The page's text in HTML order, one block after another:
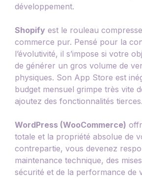
développement.
Shopify est le rouleau
commerce pur. Pensé pour la
l’évolutivité, il s’impose si votre
de générer un gros volume de
physiques. Son App Store est
budget mensuel grimpe très vite
ajoutez des fonctionnalités tierces.
WordPress (WooCommerce)
totale et la propriété absolue de
contrepartie, vous devenez
maintenance technique, des
sécurité et de la performance de